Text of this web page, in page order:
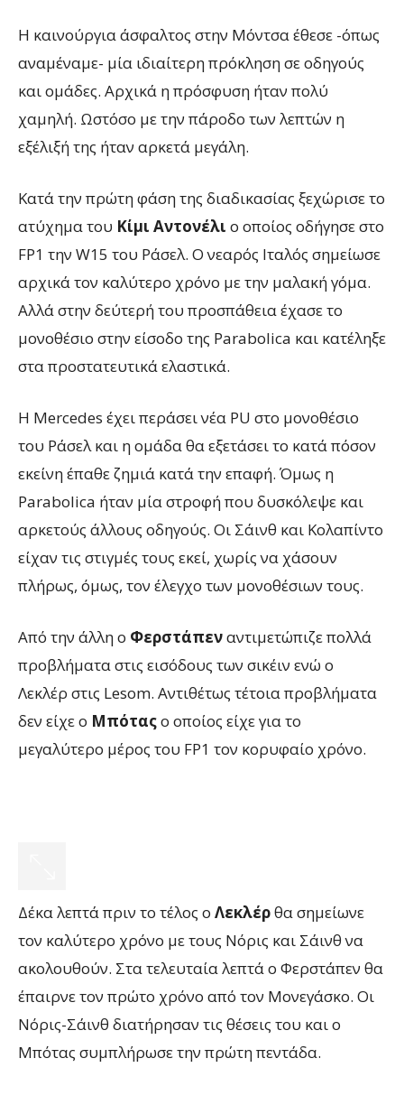
Η καινούργια άσφαλτος στην Μόντσα έθεσε -όπως
αναμέναμε- μία ιδιαίτερη πρόκληση σε οδηγούς
και ομάδες. Αρχικά η πρόσφυση ήταν πολύ
χαμηλή. Ωστόσο με την πάροδο των λεπτών η
εξέλιξή της ήταν αρκετά μεγάλη.
Κατά την πρώτη φάση της διαδικασίας ξεχώρισε το
ατύχημα του Κίμι Αντονέλι ο οποίος οδήγησε στο
FP1 την W15 του Ράσελ. Ο νεαρός Ιταλός σημείωσε
αρχικά τον καλύτερο χρόνο με την μαλακή γόμα.
Αλλά στην δεύτερή του προσπάθεια έχασε το
μονοθέσιο στην είσοδο της Parabolica και κατέληξε
στα προστατευτικά ελαστικά.
Η Mercedes έχει περάσει νέα PU στο μονοθέσιο
του Ράσελ και η ομάδα θα εξετάσει το κατά πόσον
εκείνη έπαθε ζημιά κατά την επαφή. Όμως η
Parabolica ήταν μία στροφή που δυσκόλεψε και
αρκετούς άλλους οδηγούς. Οι Σάινθ και Κολαπίντο
είχαν τις στιγμές τους εκεί, χωρίς να χάσουν
πλήρως, όμως, τον έλεγχο των μονοθέσιων τους.
Από την άλλη ο Φερστάπεναντιμετώπιζε πολλά
προβλήματα στις εισόδους των σικέιν ενώ ο
Λεκλέρ στις Lesom. Αντιθέτως τέτοια προβλήματα
δεν είχε ο Μπόταςο οποίος είχε για το
μεγαλύτερο μέρος του FP1 τον κορυφαίο χρόνο.
Δέκα λεπτά πριν το τέλος ο Λεκλέρθα σημείωνε
τον καλύτερο χρόνο με τους Νόρις και Σάινθ να
ακολουθούν. Στα τελευταία λεπτά ο Φερστάπεν θα
έπαιρνε τον πρώτο χρόνο από τον Μονεγάσκο. Οι
Νόρις-Σάινθ διατήρησαν τις θέσεις του και ο
Μπότας συμπλήρωσε την πρώτη πεντάδα.